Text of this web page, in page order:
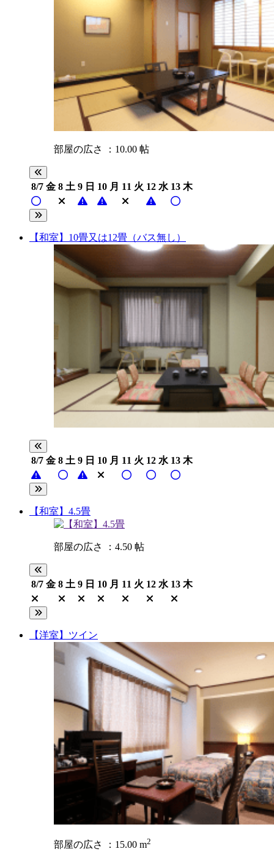
部屋の広さ ：10.00 帖
8/7 金 8 土 9 日 10 月 11 火 12 水 13 木
【和室】10畳又は12畳（バス無し）
8/7 金 8 土 9 日 10 月 11 火 12 水 13 木
【和室】4.5畳
部屋の広さ ：4.50 帖
8/7 金 8 土 9 日 10 月 11 火 12 水 13 木
【洋室】ツイン
部屋の広さ ：15.00 m2